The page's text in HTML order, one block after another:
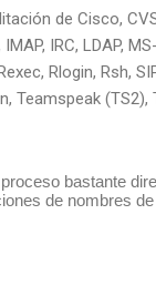
de Cisco,
IRC, LDAP,
Rlogin, Rsh,
Teamspeak
bastante
de nombres